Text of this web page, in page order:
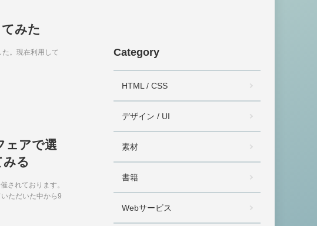
みた
。現在利用して
ェアで選
る
されております。
ただいた中から9
Category
HTML / CSS
デザイン / UI
素材
書籍
Webサービス